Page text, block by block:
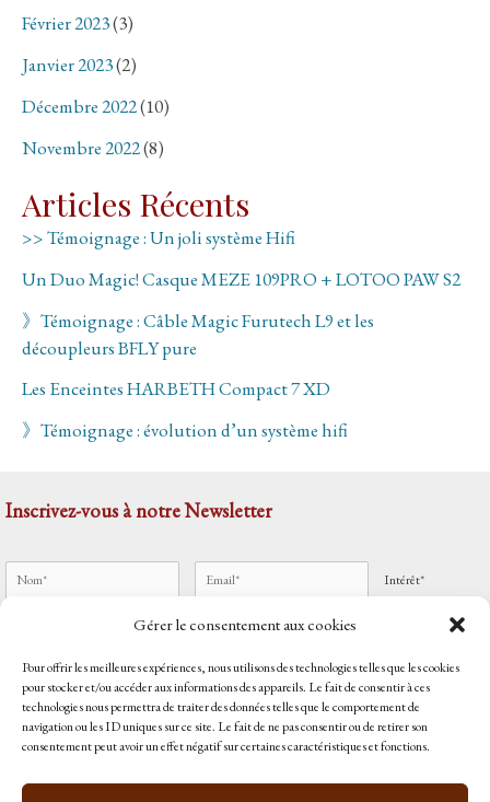
Gérer le consentement aux cookies
Pour offrir les meilleures expériences, nous utilisons des technologies telles que les cookies
pour stocker et/ou accéder aux informations des appareils. Le fait de consentir à ces
technologies nous permettra de traiter des données telles que le comportement de
navigation ou les ID uniques sur ce site. Le fait de ne pas consentir ou de retirer son
consentement peut avoir un effet négatif sur certaines caractéristiques et fonctions.
Février 2023(3)
Janvier 2023(2)
Décembre 2022(10)
Novembre 2022(8)
Articles Récents
>> Témoignage : Un joli système Hifi
Un Duo Magic! Casque MEZE 109PRO + LOTOO PAW S2
》Témoignage : Câble Magic Furutech L9 et les
découpleurs BFLY pure
Les Enceintes HARBETH Compact 7 XD
》Témoignage : évolution d’un système hifi
Inscrivez-vous à notre Newsletter
Intérêt*
J'accepteles mentions légales
Accueil
Qui sommes-nous ?
Politique de cookies (UE)